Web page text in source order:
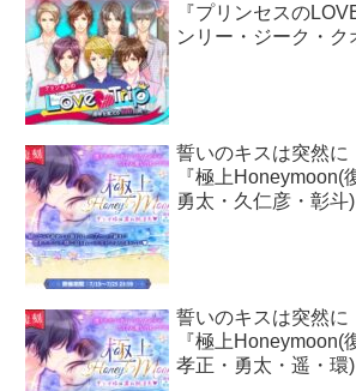
『プリンセスの
ンリー・ジーク・
誓いのキスは突然に
『極上Honeymoon(
勇太・久仁彦・彰斗)
誓いのキスは突然に
『極上Honeymoon(
孝正・勇太・遥・環)